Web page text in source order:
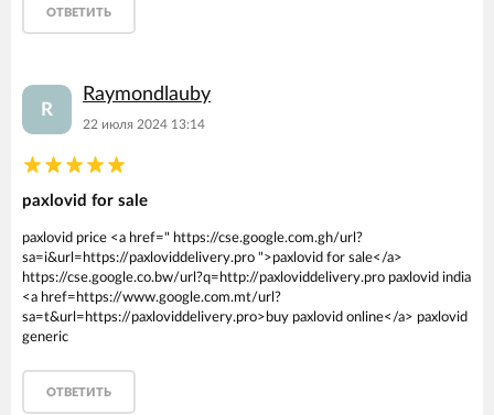
ОТВЕТИТЬ
R
Raymondlauby
22 июля 2024 13:14
paxlovid for sale
paxlovid price <a href=" https://cse.google.com.gh/url?
sa=i&url=https://paxloviddelivery.pro ">paxlovid for sale</a>
https://cse.google.co.bw/url?q=http://paxloviddelivery.pro paxlovid india
<a href=https://www.google.com.mt/url?
sa=t&url=https://paxloviddelivery.pro>buy paxlovid online</a> paxlovid
generic
ОТВЕТИТЬ